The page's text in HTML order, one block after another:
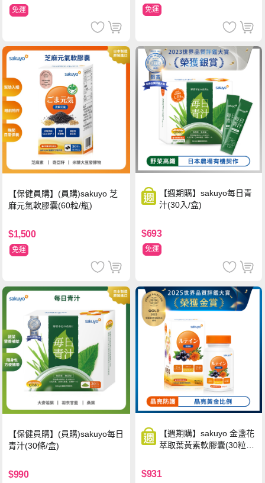
免運 免運
【保健員購】(員購)sakuyo 芝
麻元氣軟膠囊(60粒/瓶)
$1,500
免運
【週期購】sakuyo每日青
汁(30入/盒)
$693
免運
【保健員購】(員購)sakuyo每日
青汁(30條/盒)
$990
【週期購】sakuyo 金盞花
萃取葉黃素軟膠囊(30粒/
$931